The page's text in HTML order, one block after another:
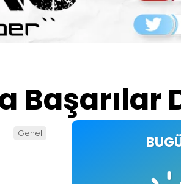
Başarılar
Genel